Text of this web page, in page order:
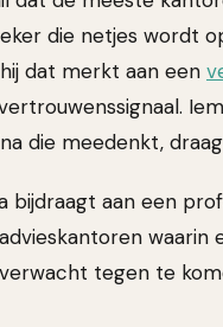
die netjes wordt
dat merkt aan een
die meedenkt,
bijdraagt aan een
tegen te